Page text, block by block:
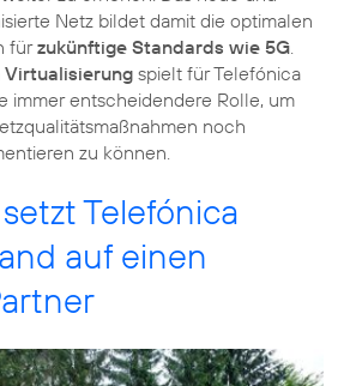
Netz bildet damit die optimalen
fürzukünftige Standards wie 5G
Virtualisierung spielt für Telefónica
immer entscheidendere Rolle, um
noch
zu können.
Telefónica
auf einen